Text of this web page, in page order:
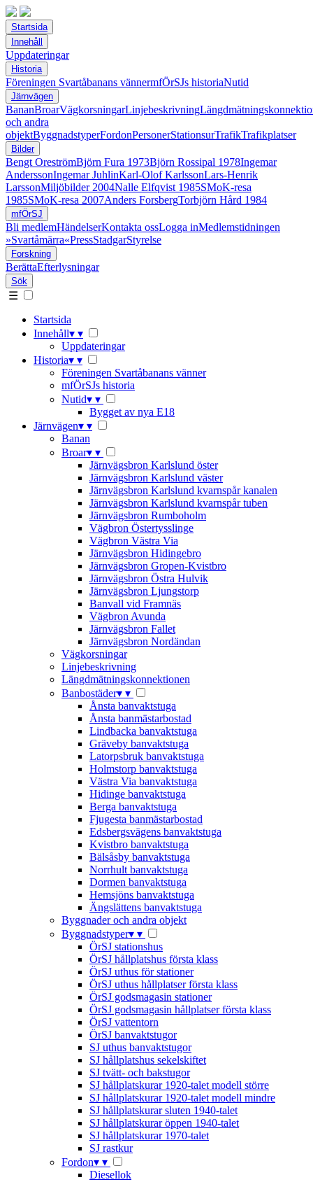
Startsida
Innehåll
Uppdateringar
Historia
Föreningen Svartåbanans vännermfÖrSJs historiaNutid
Järnvägen
BananBroarVägkorsningarLinjebeskrivning
och andra
objektByggnadstyperFordonPersonerStationsurTrafikTrafikplatser
Bilder
Bengt OreströmBjörn Fura 1973Björn Rossipal 1978Ingemar
AnderssonIngemar JuhlinKarl-Olof KarlssonLars-Henrik
LarssonMiljöbilder 2004Nalle Elfqvist 1985SMoK-resa
1985SMoK-resa 2007Anders ForsbergTorbjörn Hård 1984
mfÖrSJ
Bli medlemHändelserKontakta ossLogga inMedlemstidningen
»Svartåmärra«PressStadgarStyrelse
Forskning
BerättaEfterlysningar
Sök
☰
Startsida
Innehåll▾ ▾
Uppdateringar
Historia▾ ▾
Föreningen Svartåbanans vänner
mfÖrSJs historia
Nutid▾ ▾
Bygget av nya E18
Järnvägen▾ ▾
Banan
Broar▾ ▾
Järnvägsbron Karlslund öster
Järnvägsbron Karlslund väster
Järnvägsbron Karlslund kvarnspår kanalen
Järnvägsbron Karlslund kvarnspår tuben
Järnvägsbron Rumboholm
Vägbron Östertysslinge
Vägbron Västra Via
Järnvägsbron Hidingebro
Järnvägsbron Gropen-Kvistbro
Järnvägsbron Östra Hulvik
Järnvägsbron Ljungstorp
Banvall vid Framnäs
Vägbron Avunda
Järnvägsbron Fallet
Järnvägsbron Nordändan
Vägkorsningar
Linjebeskrivning
Längdmätningskonnektionen
Banbostäder▾ ▾
Ånsta banvaktstuga
Ånsta banmästarbostad
Lindbacka banvaktstuga
Gräveby banvaktstuga
Latorpsbruk banvaktstuga
Holmstorp banvaktstuga
Västra Via banvaktstuga
Hidinge banvaktstuga
Berga banvaktstuga
Fjugesta banmästarbostad
Edsbergsvägens banvaktstuga
Kvistbro banvaktstuga
Bälsåsby banvaktstuga
Norrhult banvaktstuga
Dormen banvaktstuga
Hemsjöns banvaktstuga
Ängslättens banvaktstuga
Byggnader och andra objekt
Byggnadstyper▾ ▾
ÖrSJ stationshus
ÖrSJ hållplatshus första klass
ÖrSJ uthus för stationer
ÖrSJ uthus hållplatser första klass
ÖrSJ godsmagasin stationer
ÖrSJ godsmagasin hållplatser första klass
ÖrSJ vattentorn
ÖrSJ banvaktstugor
SJ uthus banvaktstugor
SJ hållplatshus sekelskiftet
SJ tvätt- och bakstugor
SJ hållplatskurar 1920-talet modell större
SJ hållplatskurar 1920-talet modell mindre
SJ hållplatskurar sluten 1940-talet
SJ hållplatskurar öppen 1940-talet
SJ hållplatskurar 1970-talet
SJ rastkur
Fordon▾ ▾
Diesellok